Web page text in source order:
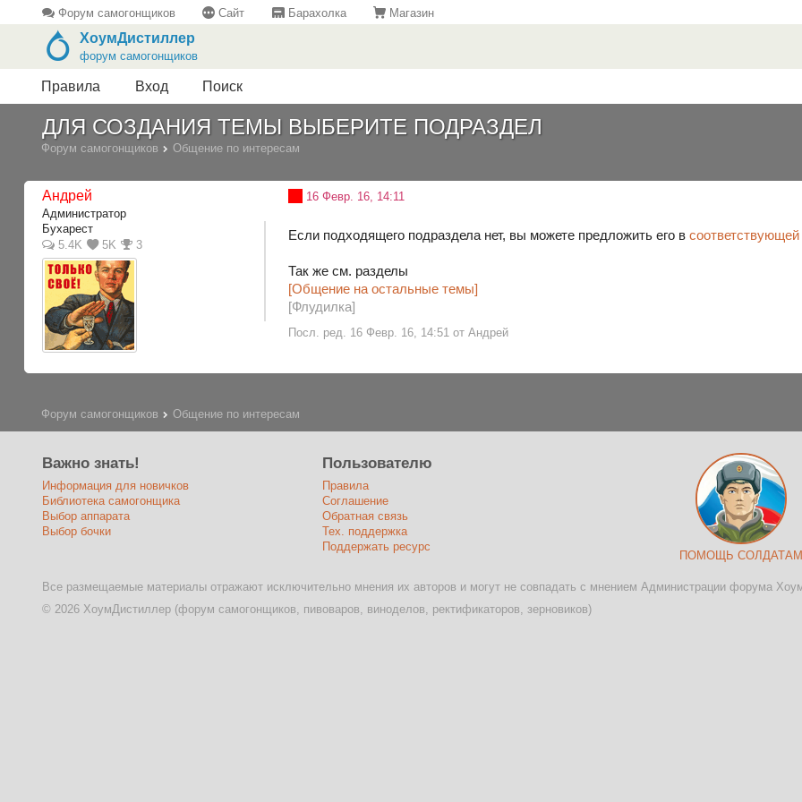
Форум самогонщиков Сайт Барахолка Магазин
ХоумДистиллер
форум самогонщиков
Правила Вход Поиск
ДЛЯ СОЗДАНИЯ ТЕМЫ ВЫБЕРИТЕ ПОДРАЗДЕЛ
Форум самогонщиков Общение по интересам
Андрей
Администратор
Бухарест
5.4K
5K 3
16 Февр. 16, 14:11
Если подходящего подраздела нет, вы можете предложить его в
Так же см. разделы
[Общение на остальные темы]
[Флудилка]
Посл. ред. 16 Февр. 16, 14:51 от Андрей
Форум самогонщиков Общение по интересам
Важно знать!
Информация для новичков
Библиотека самогонщика
Выбор аппарата
Выбор бочки
Пользователю
Правила
Соглашение
Обратная связь
Тех. поддержка
Поддержать ресурс
ПОМОЩЬ СОЛДАТАМ
Все размещаемые материалы отражают исключительно мнения их авторов и могут не совпадать с мнением Администрации форума
© 2026 ХоумДистиллер (форум самогонщиков, пивоваров, виноделов, ректификаторов, зерновиков)